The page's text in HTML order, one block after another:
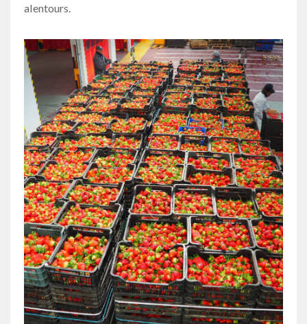
alentours.